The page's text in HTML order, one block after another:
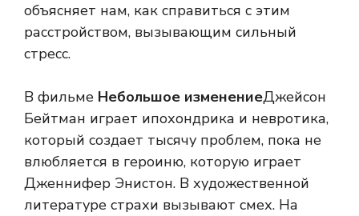
объясняет нам, как справиться с этим
расстройством, вызывающим сильный
стресс.
В фильме Небольшое изменениеДжейсон
Бейтман играет ипохондрика и невротика,
который создает тысячу проблем, пока не
влюбляется в героиню, которую играет
Дженнифер Энистон. В художественной
литературе страхи вызывают смех. На